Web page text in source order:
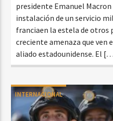
presidente Emanuel
instalación de un servicio
franciaen la estela de otros
creciente amenaza que ven
aliado estadounidense. El
INTERNACIONAL